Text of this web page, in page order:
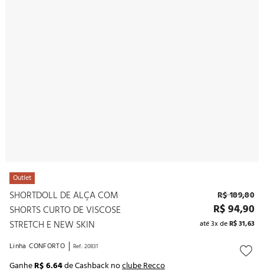
Outlet
SHORTDOLL DE ALÇA COM
SHORTS CURTO DE VISCOSE
STRETCH E NEW SKIN
R$189,80
R$94,90
até3x deR$31,63
Linha CONFORTO Ref.:20831
GanheR$ 6.64de Cashback noclube Recco